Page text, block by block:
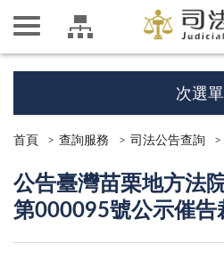
次選單
首頁 查詢服務 司法公告查詢
公告臺灣苗栗地方法
第000095號公示催告